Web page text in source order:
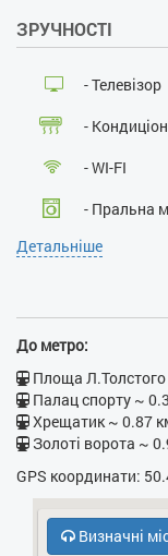
ЗРУЧНОСТІ
- Телевізор
-
- WI-FI
- Пральна
- Кабельне
- Праска
-
-
- Кухонна
- НВЧ
Детальніше
До метро:
Площа
Палац спорту ~
Хрещатик ~ 0.87
Золоті ворота ~
GPS координати:
Визначні